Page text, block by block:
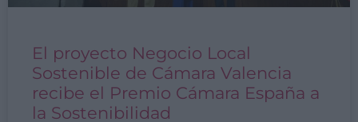
El proyecto Negocio Local
Sostenible de Cámara Valencia
recibe el Premio Cámara España a
la Sostenibilidad